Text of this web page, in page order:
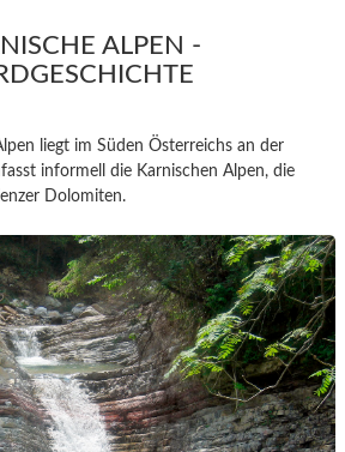
ALPEN -
liegt im Süden Österreichs an der
informell die Karnischen Alpen, die
Dolomiten.